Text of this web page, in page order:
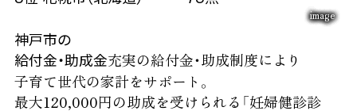
image
神戸市の
給付金・助成金充実の給付金・助成制度により
子育て世代の家計をサポート。
最大120,000円の助成を受けられる「妊婦健診診